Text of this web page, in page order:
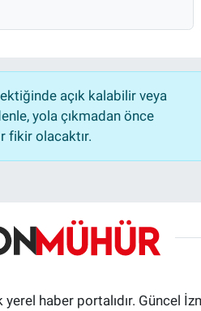
açık kalabilir veya
yola çıkmadan önce
fikir olacaktır.
haber portalıdır. Güncel